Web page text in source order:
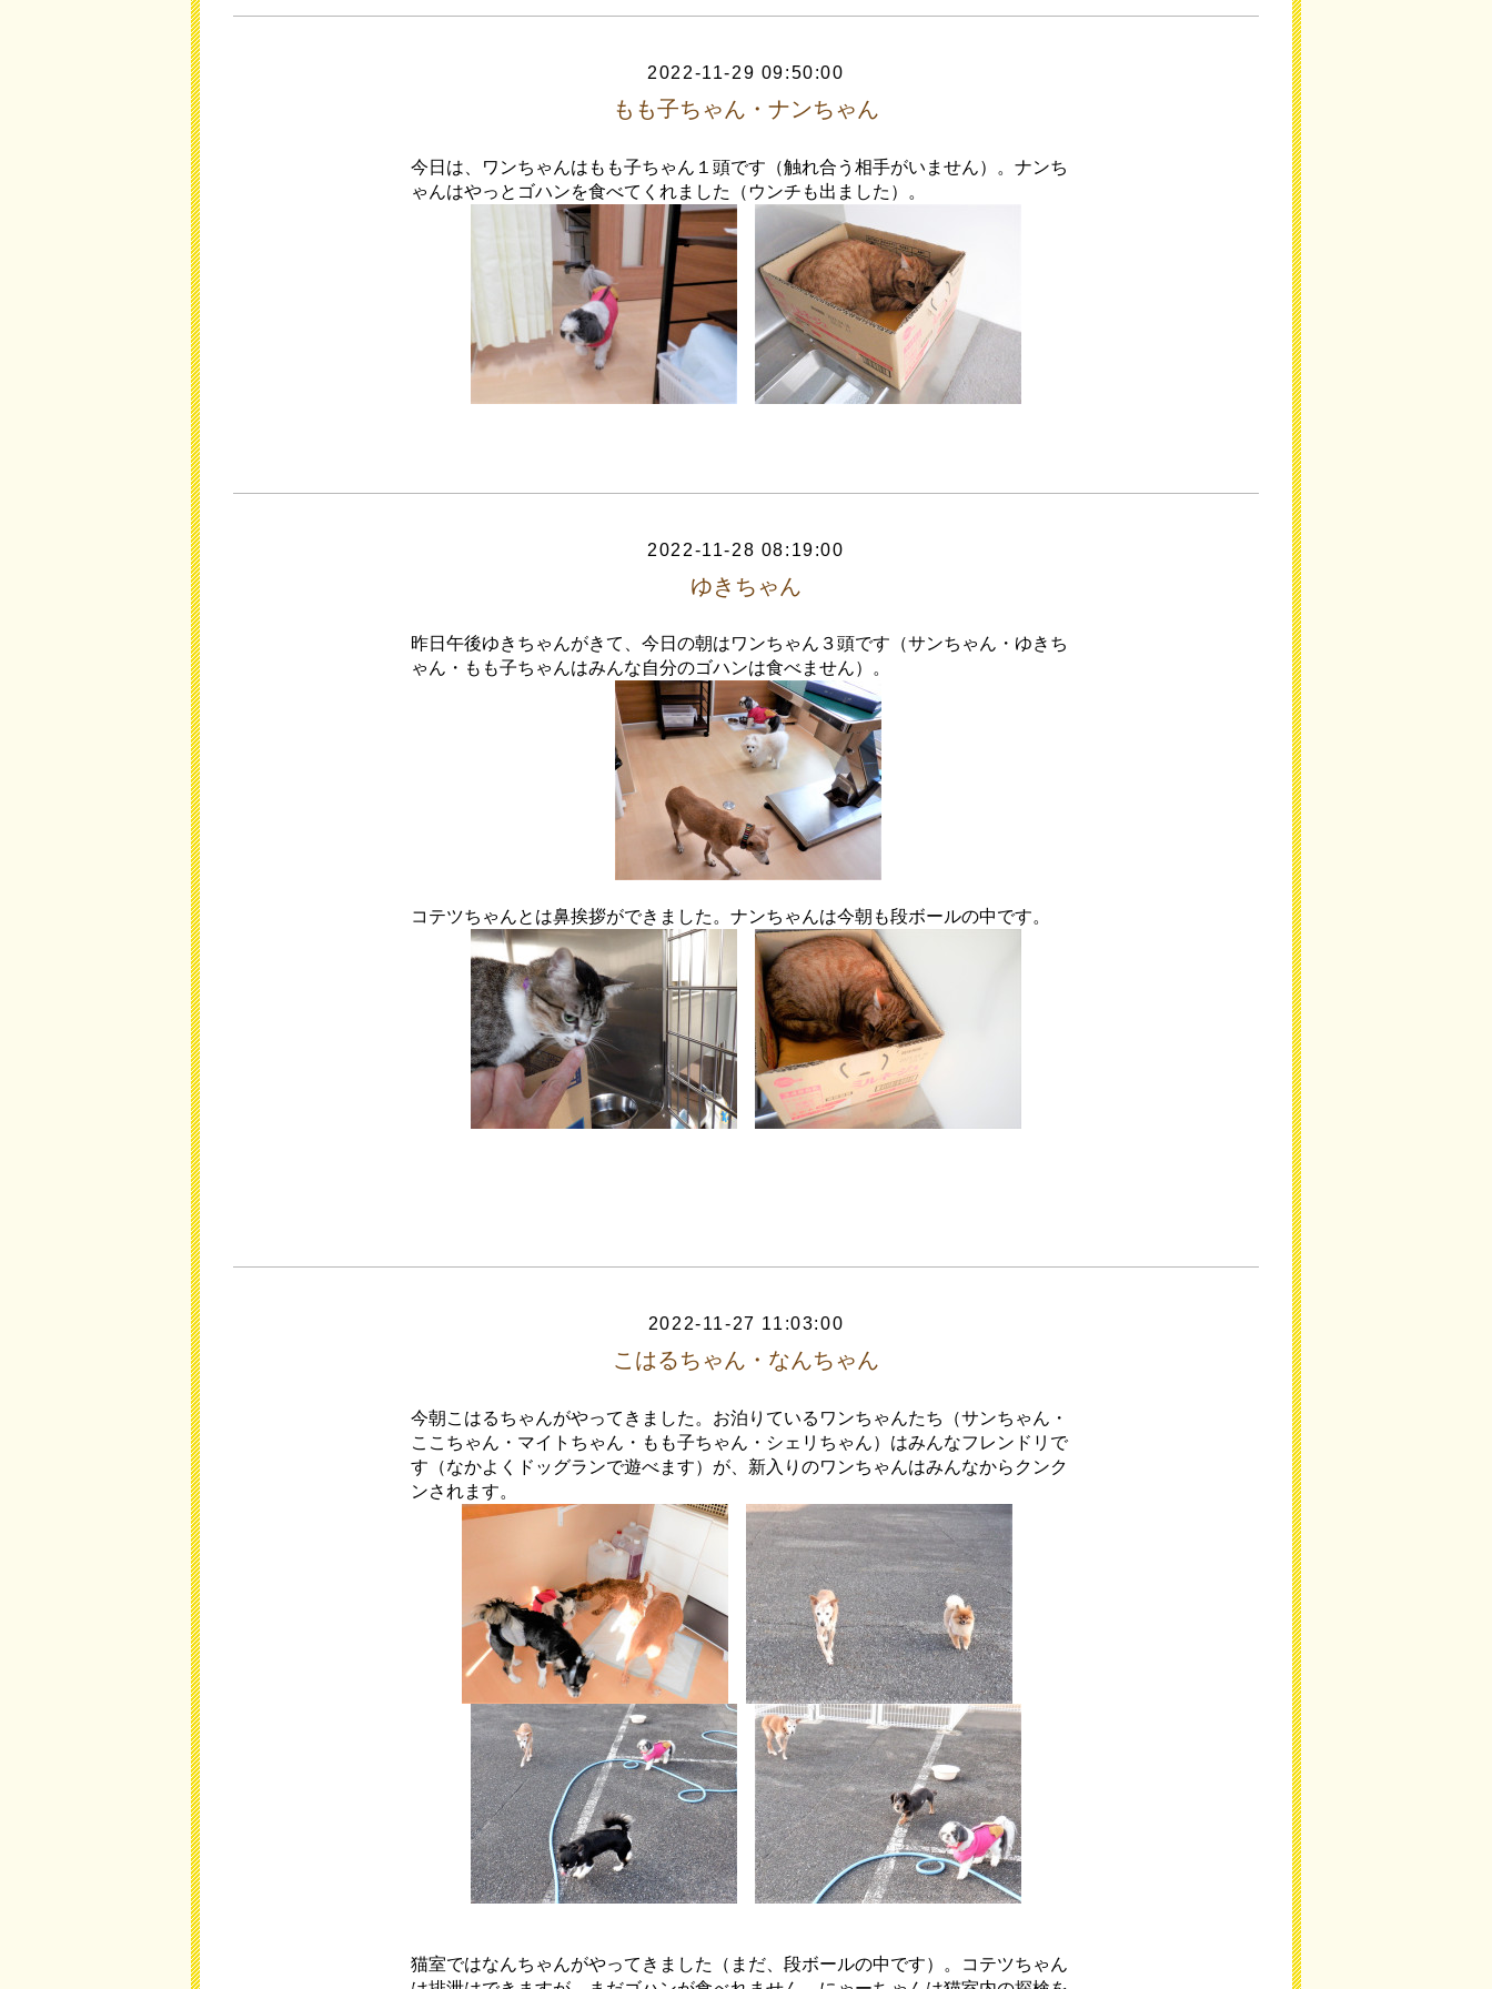
2022-11-29 09:50:00
もも子ちゃん・ナンちゃん
今日は、ワンちゃんはもも子ちゃん１頭です（触れ合う相手がいません）。ナンち
ゃんはやっとゴハンを食べてくれました（ウンチも出ました）。
2022-11-28 08:19:00
ゆきちゃん
昨日午後ゆきちゃんがきて、今日の朝はワンちゃん３頭です（サンちゃん・ゆきち
ゃん・もも子ちゃんはみんな自分のゴハンは食べません）。
コテツちゃんとは鼻挨拶ができました。ナンちゃんは今朝も段ボールの中です。
2022-11-27 11:03:00
こはるちゃん・なんちゃん
今朝こはるちゃんがやってきました。お泊りているワンちゃんたち（サンちゃん・
ここちゃん・マイトちゃん・もも子ちゃん・シェリちゃん）はみんなフレンドリで
す（なかよくドッグランで遊べます）が、新入りのワンちゃんはみんなからクンク
ンされます。
猫室ではなんちゃんがやってきました（まだ、段ボールの中です）。コテツちゃん